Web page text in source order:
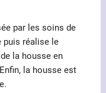
par les soins de
puis réalise le
la housse en
la housse est